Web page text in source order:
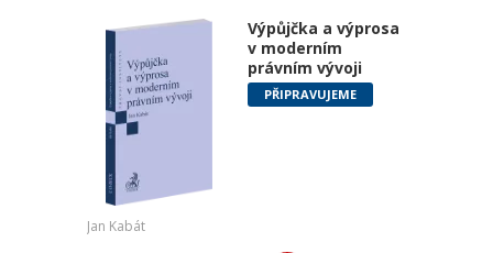
Výpůjčka a výprosa
v moderním
právním vývoji
PŘIPRAVUJEME
Jan Kabát